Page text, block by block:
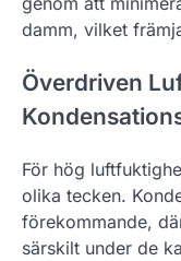
damm, vilket
Överdriven
För hög
olika tecken.
förekommande,
särskilt under de